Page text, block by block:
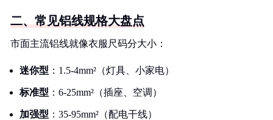
二、常见铝线规格大盘点
市面主流铝线就像衣服尺码分大小：
迷你型 ：1.5-4mm²（灯具、小家电）
标准型 ：6-25mm²（插座、空调）
加强型 ：35-95mm²（配电干线）